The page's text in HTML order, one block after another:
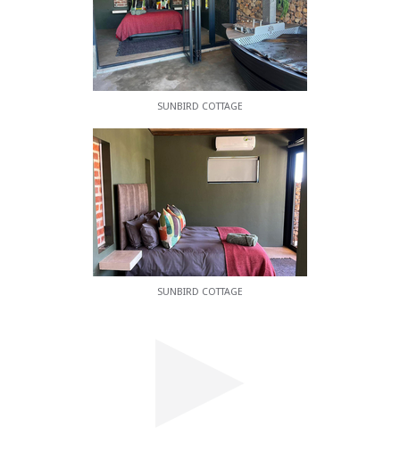
sich in der Umgebung. Auf einem benachbarten
Bauernhof können sich Kinder beim Füttern von
Nutztieren vergnügen.
SUNBIRD COTTAGE
SUNBIRD COTTAGE